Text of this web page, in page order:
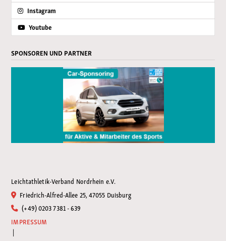
Instagram
Youtube
SPONSOREN UND PARTNER
Leichtathletik-Verband Nordrhein e.V.
Friedrich-Alfred-Allee 25, 47055 Duisburg
(+49) 0203 7381 - 639
IMPRESSUM
|